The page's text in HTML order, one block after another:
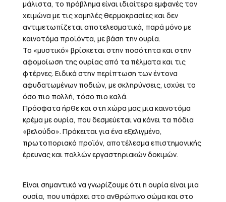
μάλιστα, το πρόβλημα είναι ιδιαίτερα εμφανές τον
χειμώνα με τις χαμηλές θερμοκρασίες και δεν
αντιμετωπίζεται αποτελεσματικά, παρά μόνο με
καινοτόμα προϊόντα, με βάση την ουρία.
Το «μυστικό» βρίσκεται στην ποσότητα και στην
αφομοίωση της ουρίας από τα πέλματα και τις
φτέρνες. Ειδικά στην περίπτωση των έντονα
αφυδατωμένων ποδιών, με σκληρύνσεις, ισχύει το
όσο πιο πολλή, τόσο πιο καλά.
Πρόσφατα ήρθε και στη χώρα μας μια καινοτόμα
κρέμα με ουρία, που δεσμεύεται να κάνει τα πόδια
«βελούδο». Πρόκειται για ένα εξελιγμένο,
πρωτοποριακό προϊόν, αποτέλεσμα επιστημονικής
έρευνας και πολλών εργαστηριακών δοκιμών.
Είναι σημαντικό να γνωρίζουμε ότι η ουρία είναι μια
ουσία, που υπάρχει στο ανθρώπινο σώμα και στο